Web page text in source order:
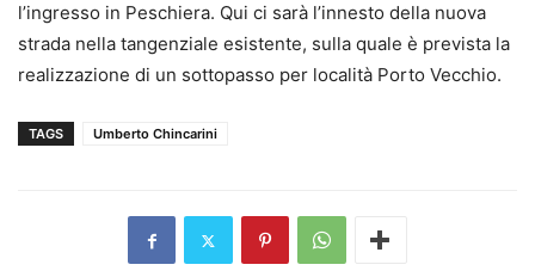
l’ingresso in Peschiera. Qui ci sarà l’innesto della nuova
strada nella tangenziale esistente, sulla quale è prevista la
realizzazione di un sottopasso per località Porto Vecchio.
TAGS Umberto Chincarini